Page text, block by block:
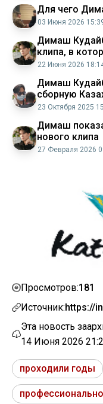
Для чего
03 Июня 2026
Димаш
клипа, в
(ВИДЕО)
22 Июня 2026
Димаш
сборную
23 Октября 2025
Димаш
нового клипа
27 Февраля 2026
Просмотров:181
Источник:https://
Эта новость
14 Июня 2026
проходили годы